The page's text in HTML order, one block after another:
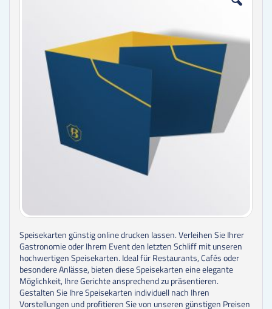
Speisekarten günstig online drucken lassen.Verleihen Sie Ihrer
Gastronomie oder Ihrem Event den letzten Schliff mit unseren
hochwertigen Speisekarten. Ideal für Restaurants, Cafés oder
besondere Anlässe, bieten diese Speisekarten eine elegante
Möglichkeit, Ihre Gerichte ansprechend zu präsentieren.
Gestalten Sie Ihre Speisekarten individuell nach Ihren
Vorstellungen und profitieren Sie von unseren günstigen Preisen